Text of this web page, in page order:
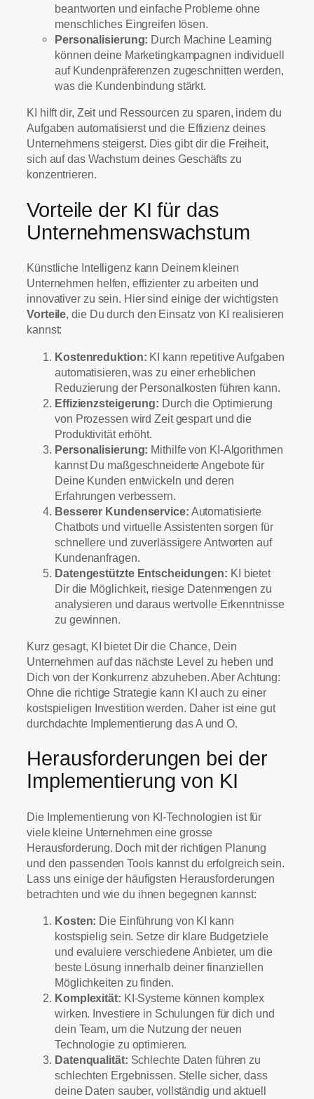
beantworten und einfache Probleme ohne
menschliches Eingreifen lösen.
Personalisierung: Durch Machine Learning
können deine Marketingkampagnen individuell
auf Kundenpräferenzen zugeschnitten werden,
was die Kundenbindung stärkt.
KI hilft dir, Zeit und Ressourcen zu sparen, indem du
Aufgaben automatisierst und die Effizienz deines
Unternehmens steigerst. Dies gibt dir die Freiheit,
sich auf das Wachstum deines Geschäfts zu
konzentrieren.
Vorteile der KI für das
Unternehmenswachstum
Künstliche Intelligenz kann Deinem kleinen
Unternehmen helfen, effizienter zu arbeiten und
innovativer zu sein. Hier sind einige der wichtigsten
Vorteile, die Du durch den Einsatz von KI realisieren
kannst:
Kostenreduktion: KI kann repetitive Aufgaben
automatisieren, was zu einer erheblichen
Reduzierung der Personalkosten führen kann.
Effizienzsteigerung: Durch die Optimierung
von Prozessen wird Zeit gespart und die
Produktivität erhöht.
Personalisierung: Mithilfe von KI-Algorithmen
kannst Du maßgeschneiderte Angebote für
Deine Kunden entwickeln und deren
Erfahrungen verbessern.
Besserer Kundenservice: Automatisierte
Chatbots und virtuelle Assistenten sorgen für
schnellere und zuverlässigere Antworten auf
Kundenanfragen.
Datengestützte Entscheidungen: KI bietet
Dir die Möglichkeit, riesige Datenmengen zu
analysieren und daraus wertvolle Erkenntnisse
zu gewinnen.
Kurz gesagt, KI bietet Dir die Chance, Dein
Unternehmen auf das nächste Level zu heben und
Dich von der Konkurrenz abzuheben. Aber Achtung:
Ohne die richtige Strategie kann KI auch zu einer
kostspieligen Investition werden. Daher ist eine gut
durchdachte Implementierung das A und O.
Herausforderungen bei der
Implementierung von KI
Die Implementierung von KI-Technologien ist für
viele kleine Unternehmen eine grosse
Herausforderung. Doch mit der richtigen Planung
und den passenden Tools kannst du erfolgreich sein.
Lass uns einige der häufigsten Herausforderungen
betrachten und wie du ihnen begegnen kannst:
Kosten: Die Einführung von KI kann
kostspielig sein. Setze dir klare Budgetziele
und evaluiere verschiedene Anbieter, um die
beste Lösung innerhalb deiner finanziellen
Möglichkeiten zu finden.
Komplexität: KI-Systeme können komplex
wirken. Investiere in Schulungen für dich und
dein Team, um die Nutzung der neuen
Technologie zu optimieren.
Datenqualität: Schlechte Daten führen zu
schlechten Ergebnissen. Stelle sicher, dass
deine Daten sauber, vollständig und aktuell